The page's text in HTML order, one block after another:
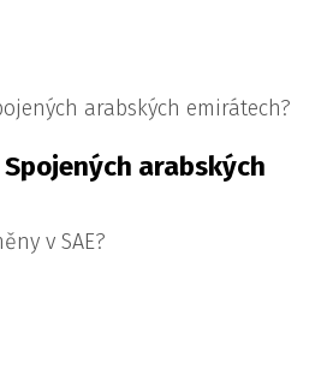
arabských
v SAE?